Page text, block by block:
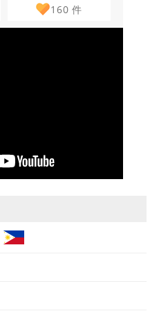
160 件